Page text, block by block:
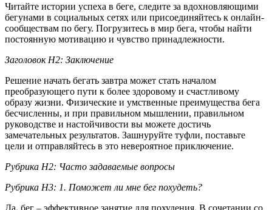
Читайте истории успеха в беге, следите за вдохновляющими
бегунами в социальных сетях или присоединяйтесь к онлайн-
сообществам по бегу. Погрузитесь в мир бега, чтобы найти
постоянную мотивацию и чувство принадлежности.
Заголовок H2: Заключение
Решение начать бегать завтра может стать началом
преобразующего пути к более здоровому и счастливому
образу жизни. Физические и умственные преимущества бега
бесчисленны, и при правильном мышлении, правильном
руководстве и настойчивости вы можете достичь
замечательных результатов. Зашнуруйте туфли, поставьте
цели и отправляйтесь в это невероятное приключение.
Рубрика H2: Часто задаваемые вопросы
Рубрика H3: 1. Поможет ли мне бег похудеть?
Да, бег – эффективное занятие для похудения. В сочетании со